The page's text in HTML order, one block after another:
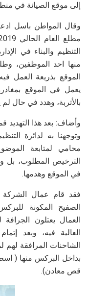
إلى موقع الصيانة في
وقال المواطن باسل
التنظيم والبناء في
منها احد الموظفين،
الموقع بذريعة العمل
يعمل في الموقع
بالأتربة، وهدد في حال
وأضاف: بعد هذا التهديد
وتوجهنا به لدائرة
محامي لمتابعة
الترخيص المطلوب، بل
في الموقع وهدمها.
فقد قام عمال الشركة
الصفيح المكونة
العمال يعتلون
العالية فيه، وبعد
الشاحنات المرافقة لهم
بداخل البركس منها (
قص معادن).